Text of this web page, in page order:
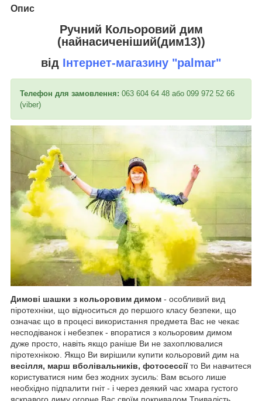
Опис
Ручний Кольоровий дим
(найнасиченіший(дим13))
від Інтернет-магазину "palmar"
Телефон для замовлення: 063 604 64 48 або 099 972 52 66
(viber)
Димові шашки з кольоровим димом - особливий вид
піротехніки, що відноситься до першого класу безпеки, що
означає що в процесі використання предмета Вас не чекає
несподіванок і небезпек - впоратися з кольоровим димом
дуже просто, навіть якщо раніше Ви не захоплювалися
піротехнікою. Якщо Ви вирішили купити кольоровий дим на
весілля, марш вболівальників, фотосессіїто Ви навчитеся
користуватися ним без жодних зусиль: Вам всього лише
необхідно підпалити гніт - і через деякий час хмара густого
яскравого диму огорне Вас своїм покривалом.Тривалість